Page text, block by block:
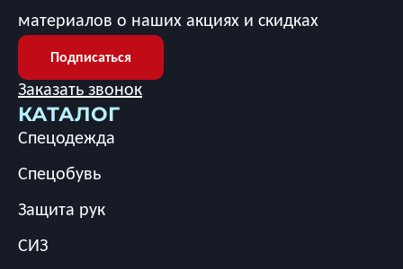
КАТАЛОГ
Спецодежда
Спецобувь
Защита рук
СИЗ
материалов о наших акциях и скидках
Подписаться
Заказать звонок